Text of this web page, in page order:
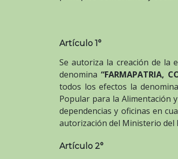
Artículo 1°
Se autoriza la creación de la
denomina“FARMAPATRIA,
todos los efectos la
Popular para la Alimentación
dependencias y oficinas en
autorización del Ministerio del
Artículo 2°